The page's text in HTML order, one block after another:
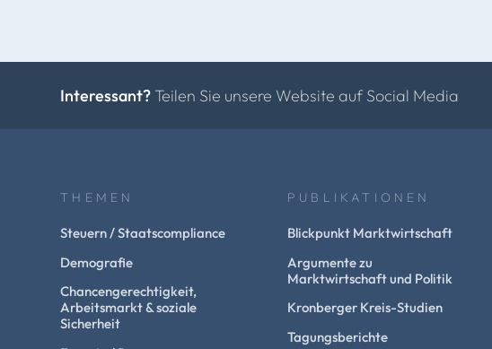
Interessant? Teilen Sie unsere Website auf Social Media
THEMEN
Steuern / Staatscompliance
Demografie
Chancengerechtigkeit,
Arbeitsmarkt & soziale
Sicherheit
PUBLIKATIONEN
Blickpunkt Marktwirtschaft
Argumente zu
Marktwirtschaft und Politik
Kronberger Kreis-Studien
Tagungsberichte